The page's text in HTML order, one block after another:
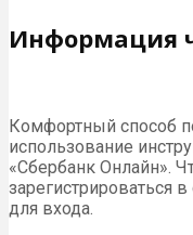
Информация
Комфортный способ
использование
«Сбербанк Онлайн».
зарегистрироваться
для входа.